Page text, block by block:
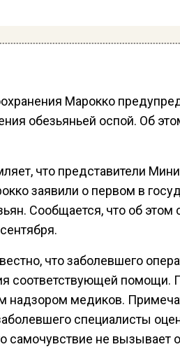
Марокко
обезьяньей оспой. Об
что представители
заявили о первом в
Сообщается, что об этом
что заболевшего
соответствующей помощи.
надзором медиков.
специалисты
самочувствие не вызывает